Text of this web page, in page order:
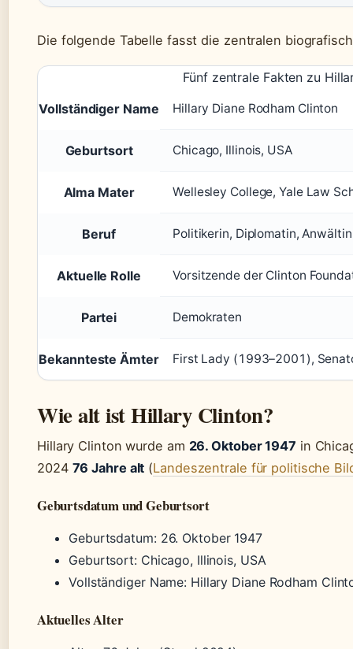
Die folgende Tabelle fasst die zentralen
Fünf zentrale Fakten zu
Vollständiger Name
Hillary Diane Rodham Clinton
Geburtsort Chicago, Illinois, USA
Alma Mater Wellesley College, Yale Law
Beruf Politikerin, Diplomatin, Anwältin
Aktuelle Rolle Vorsitzende der Clinton
Partei Demokraten
Bekannteste Ämter First Lady (1993–2001),
Wie alt ist Hillary Clinton?
Hillary Clinton wurde am 26. Oktober 1947 in
2024 76 Jahre alt (Landeszentrale für politische
Geburtsdatum und Geburtsort
Geburtsdatum: 26. Oktober 1947
Geburtsort: Chicago, Illinois, USA
Vollständiger Name: Hillary Diane Rodham
Aktuelles Alter